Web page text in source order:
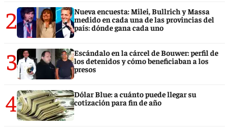
2
Nueva encuesta: Milei, Bullrich y Massa
medido en cada una de las provincias del
país: dónde gana cada uno
3
Escándalo en la cárcel de Bouwer: perfil de
los detenidos y cómo beneficiaban a los
presos
4
Dólar Blue: a cuánto puede llegar su
cotización para fin de año